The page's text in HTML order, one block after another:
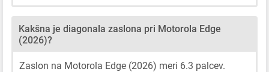
Kakšna je diagonala zaslona pri Motorola Edge
(2026)?
Zaslon na Motorola Edge (2026) meri 6.3 palcev.